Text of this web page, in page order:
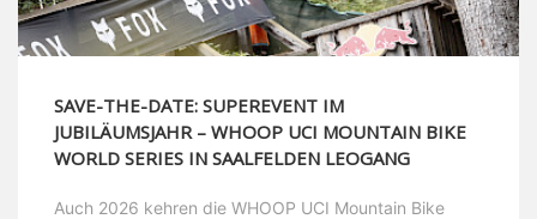
SAVE-THE-DATE: SUPEREVENT IM
JUBILÄUMSJAHR – WHOOP UCI MOUNTAIN BIKE
WORLD SERIES IN SAALFELDEN LEOGANG
Auch 2026 kehren die WHOOP UCI Mountain Bike